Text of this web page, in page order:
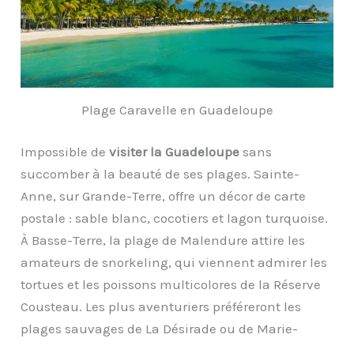
Plage Caravelle en Guadeloupe
Impossible devisiter la Guadeloupe sans
succomber à la beauté de ses plages. Sainte-
Anne, sur Grande-Terre, offre un décor de carte
postale : sable blanc, cocotiers et lagon turquoise.
À Basse-Terre, la plage de Malendure attire les
amateurs de snorkeling, qui viennent admirer les
tortues et les poissons multicolores de la Réserve
Cousteau. Les plus aventuriers préféreront les
plages sauvages de La Désirade ou de Marie-